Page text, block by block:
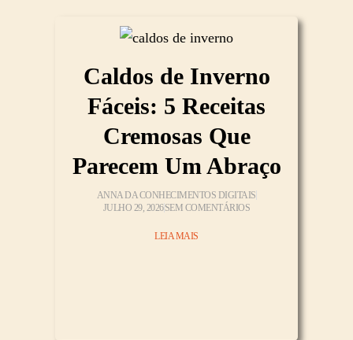
Caldos de Inverno
Fáceis: 5 Receitas
Cremosas Que
Parecem Um Abraço
ANNA DA CONHECIMENTOS DIGITAIS
JULHO 29, 2026SEM COMENTÁRIOS
LEIA MAIS